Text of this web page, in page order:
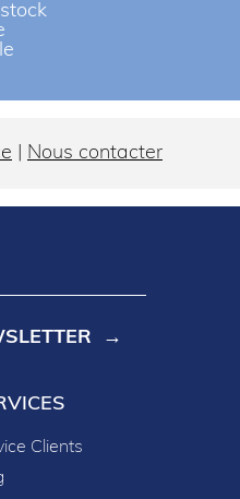
Nous contacter
Clients